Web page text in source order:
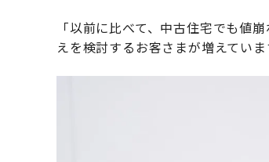
「以前に比べて、中古住宅でも値
えを検討するお客さまが増えていま